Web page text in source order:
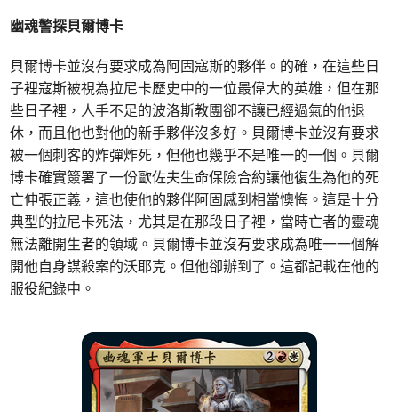
幽魂警探貝爾博卡
貝爾博卡並沒有要求成為阿固寇斯的夥伴。的確，在這些日
子裡寇斯被視為拉尼卡歷史中的一位最偉大的英雄，但在那
些日子裡，人手不足的波洛斯教團卻不讓已經過氣的他退
休，而且他也對他的新手夥伴沒多好。貝爾博卡並沒有要求
被一個刺客的炸彈炸死，但他也幾乎不是唯一的一個。貝爾
博卡確實簽署了一份歐佐夫生命保險合約讓他復生為他的死
亡伸張正義，這也使他的夥伴阿固感到相當懊悔。這是十分
典型的拉尼卡死法，尤其是在那段日子裡，當時亡者的靈魂
無法離開生者的領域。貝爾博卡並沒有要求成為唯一一個解
開他自身謀殺案的沃耶克。但他卻辦到了。這都記載在他的
服役紀錄中。